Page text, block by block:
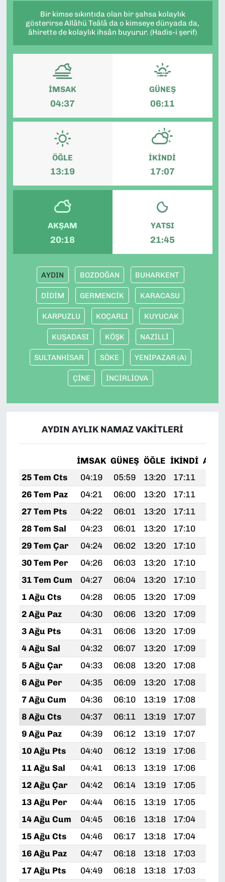
Bir kimse sıkıntıda olan bir şahsa kolaylık
gösterirse Allâhü Teâlâ da o kimseye dünyada da,
âhirette de kolaylık ihsân buyurur. (Hadis-i şerif)
İMSAK
04:37
GÜNEŞ
06:11
ÖĞLE
13:19
İKINDI
17:07
AKŞAM
20:18
YATSI
21:45
AYDIN BOZDOĞAN BUHARKENT
DİDİM GERMENCİK KARACASU
KARPUZLU KOÇARLI KUYUCAK
KUŞADASI KÖŞK NAZİLLİ
SULTANHİSAR SÖKE YENİPAZAR (A)
ÇİNE İNCİRLİOVA
AYDIN AYLIK NAMAZ VAKITLERI
İMSAK GÜNEŞ ÖĞLE İKINDI
25 Tem Cts
04:19 05:59 13:20 17:11
26 Tem Paz
04:21 06:00 13:20 17:11
27 Tem Pts
04:22 06:01 13:20 17:11
28 Tem Sal
04:23 06:01 13:20 17:10
29 Tem Çar
04:24 06:02 13:20 17:10
30 Tem Per
04:26 06:03 13:20 17:10
31 Tem Cum
04:27 06:04 13:20 17:10
1 Ağu Cts
04:28 06:05 13:20 17:09
2 Ağu Paz
04:30 06:06 13:20 17:09
3 Ağu Pts
04:31 06:06 13:20 17:09
4 Ağu Sal
04:32 06:07 13:20 17:09
5 Ağu Çar
04:33 06:08 13:20 17:08
6 Ağu Per
04:35 06:09 13:20 17:08
7 Ağu Cum
04:36 06:10 13:19 17:08
8 Ağu Cts
04:37 06:11 13:19 17:07
9 Ağu Paz
04:39 06:12 13:19 17:07
10 Ağu Pts
04:40 06:12 13:19 17:06
11 Ağu Sal
04:41 06:13 13:19 17:06
12 Ağu Çar
04:42 06:14 13:19 17:05
13 Ağu Per
04:44 06:15 13:19 17:05
14 Ağu Cum
04:45 06:16 13:18 17:04
15 Ağu Cts
04:46 06:17 13:18 17:04
16 Ağu Paz
04:47 06:18 13:18 17:03
17 Ağu Pts
04:49 06:18 13:18 17:03